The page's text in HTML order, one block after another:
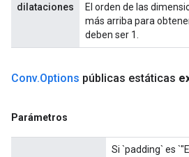
dilataciones
El orden de las
más arriba para
deben ser 1.
Conv.Options públicas estáticas
Parámetros
Si `padding` es